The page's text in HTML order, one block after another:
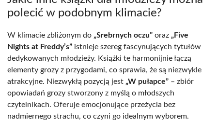
polecić w podobnym klimacie?
W klimacie zbliżonym do „Srebrnych oczu” oraz „Five
Nights at Freddy’s” istnieje szereg fascynujących tytułów
dedykowanych młodzieży. Książki te harmonijnie łączą
elementy grozy z przygodami, co sprawia, że są niezwykle
atrakcyjne. Niezwykłą pozycją jest „W pułapce” – zbiór
opowiadań grozy stworzony z myślą o młodszych
czytelnikach. Oferuje emocjonujące przeżycia bez
nadmiernego strachu, co czyni go idealnym wyborem.